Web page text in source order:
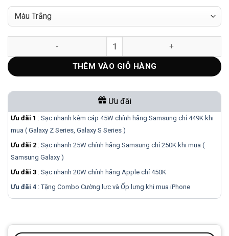
Cóc sạc 5W Apple | Phiên bản Mỹ | NEW số lượng
THÊM VÀO GIỎ HÀNG
Ưu đãi
Ưu đãi 1 : Sạc nhanh kèm cáp 45W chính hãng Samsung chỉ 449K khi
mua ( Galaxy Z Series, Galaxy S Series )
Ưu đãi 2 : Sạc nhanh 25W chính hãng Samsung chỉ 250K khi mua (
Samsung Galaxy )
Ưu đãi 3 : Sạc nhanh 20W chính hãng Apple chỉ 450K
Ưu đãi 4 : Tặng Combo Cường lực và Ốp lưng khi mua iPhone